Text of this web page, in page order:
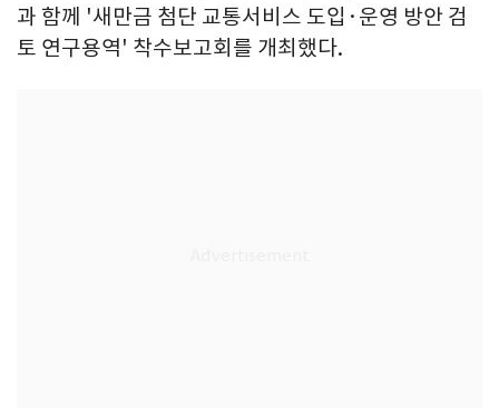
과 함께 '새만금 첨단 교통서비스 도입·운영 방안 검
토 연구용역' 착수보고회를 개최했다.